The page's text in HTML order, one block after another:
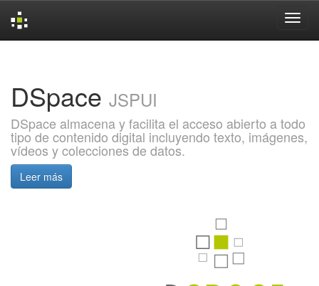
DSpace JSPUI
DSpace almacena y facilita el acceso abierto a todo
tipo de contenido digital incluyendo texto, imágenes,
vídeos y colecciones de datos.
Leer más